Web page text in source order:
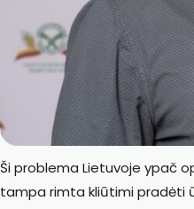
Ši problema Lietuvoje ypač
tampa rimta kliūtimi pradėti